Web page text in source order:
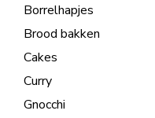
Borrelhapjes
Brood bakken
Cakes
Curry
Gnocchi